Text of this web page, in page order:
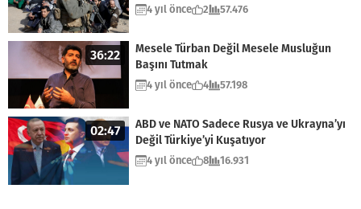
4 yıl önce 2 57.476
36:22
Mesele Türban Değil Mesele Musluğun
Başını Tutmak
4 yıl önce 4 57.198
02:47
ABD ve NATO Sadece Rusya ve Ukrayna’yı
Değil Türkiye’yi Kuşatıyor
4 yıl önce 8 16.931